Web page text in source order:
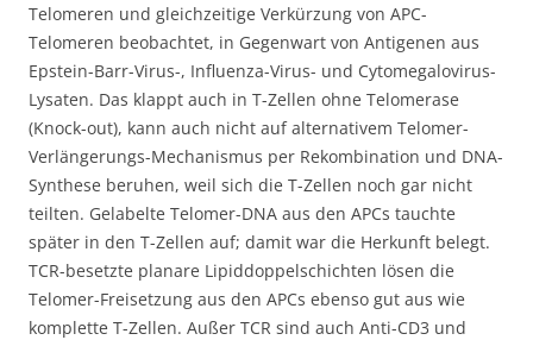
Telomeren und gleichzeitige Verkürzung von APC-
Telomeren beobachtet, in Gegenwart von Antigenen aus
Epstein-Barr-Virus-, Influenza-Virus- und Cytomegalovirus-
Lysaten. Das klappt auch in T-Zellen ohne Telomerase
(Knock-out), kann auch nicht auf alternativem Telomer-
Verlängerungs-Mechanismus per Rekombination und DNA-
Synthese beruhen, weil sich die T-Zellen noch gar nicht
teilten. Gelabelte Telomer-DNA aus den APCs tauchte
später in den T-Zellen auf; damit war die Herkunft belegt.
TCR-besetzte planare Lipiddoppelschichten lösen die
Telomer-Freisetzung aus den APCs ebenso gut aus wie
komplette T-Zellen. Außer TCR sind auch Anti-CD3 und